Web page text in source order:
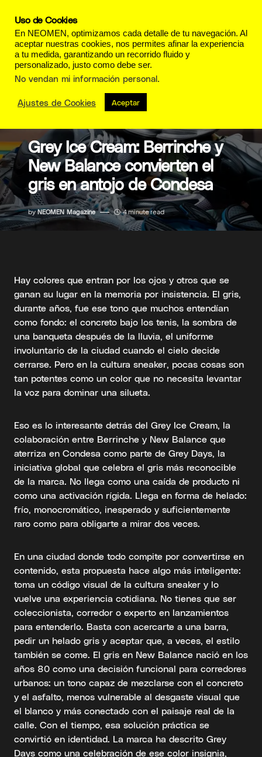
Grey Ice Cream: Berrinche y
New Balance convierten el
gris en antojo de Condesa
by NEOMEN Magazine 4 minute read
Hay colores que entran por los ojos y otros que se
ganan su lugar en la memoria por insistencia. El gris,
durante años, fue ese tono que muchos entendían
como fondo: el concreto bajo los tenis, la sombra de
una banqueta después de la lluvia, el uniforme
involuntario de la ciudad cuando el cielo decide
cerrarse. Pero en la cultura sneaker, pocas cosas son
tan potentes como un color que no necesita levantar
la voz para dominar una silueta.
Eso es lo interesante detrás del Grey Ice Cream, la
colaboración entre Berrinche y New Balance que
aterriza en Condesa como parte de Grey Days, la
iniciativa global que celebra el gris más reconocible
de la marca. No llega como una caída de producto ni
como una activación rígida. Llega en forma de helado:
frío, monocromático, inesperado y suficientemente
raro como para obligarte a mirar dos veces.
En una ciudad donde todo compite por convertirse en
contenido, esta propuesta hace algo más inteligente:
toma un código visual de la cultura sneaker y lo
vuelve una experiencia cotidiana. No tienes que ser
coleccionista, corredor o experto en lanzamientos
para entenderlo. Basta con acercarte a una barra,
pedir un helado gris y aceptar que, a veces, el estilo
también se come. El gris en New Balance nació en los
años 80 como una decisión funcional para corredores
urbanos: un tono capaz de mezclarse con el concreto
y el asfalto, menos vulnerable al desgaste visual que
el blanco y más conectado con el paisaje real de la
calle. Con el tiempo, esa solución práctica se
convirtió en identidad. La marca ha descrito Grey
Days como una celebración de ese color insignia,
Uso de Cookies
En NEOMEN, optimizamos cada detalle de tu navegación. Al
aceptar nuestras cookies, nos permites afinar la experiencia
a tu medida, garantizando un recorrido fluido y
personalizado, justo como debe ser.
No vendan mi información personal.
Ajustes de Cookies Aceptar